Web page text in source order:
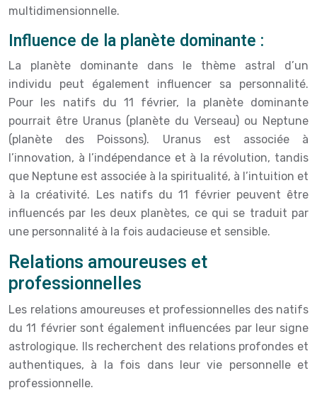
multidimensionnelle.
Influence de la planète dominante :
La planète dominante dans le thème astral d’un
individu peut également influencer sa personnalité.
Pour les natifs du 11 février, la planète dominante
pourrait être Uranus (planète du Verseau) ou Neptune
(planète des Poissons). Uranus est associée à
l’innovation, à l’indépendance et à la révolution, tandis
que Neptune est associée à la spiritualité, à l’intuition et
à la créativité. Les natifs du 11 février peuvent être
influencés par les deux planètes, ce qui se traduit par
une personnalité à la fois audacieuse et sensible.
Relations amoureuses et
professionnelles
Les relations amoureuses et professionnelles des natifs
du 11 février sont également influencées par leur signe
astrologique. Ils recherchent des relations profondes et
authentiques, à la fois dans leur vie personnelle et
professionnelle.